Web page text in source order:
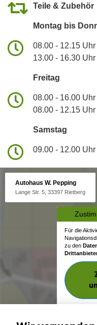
Teile & Zubehör
Montag bis
08.00 - 12.15 Uhr
13.00 - 16.30 Uhr
Freitag
08.00 - 16.00 Uhr
08.00 - 12.15 Uhr
Samstag
09.00 - 12.00 Uhr
Autohaus W. Pepping
Lange Str. 5, 33397 Rietberg
Für die
zu den